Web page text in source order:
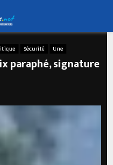
Sécurité Une
paraphé, signature